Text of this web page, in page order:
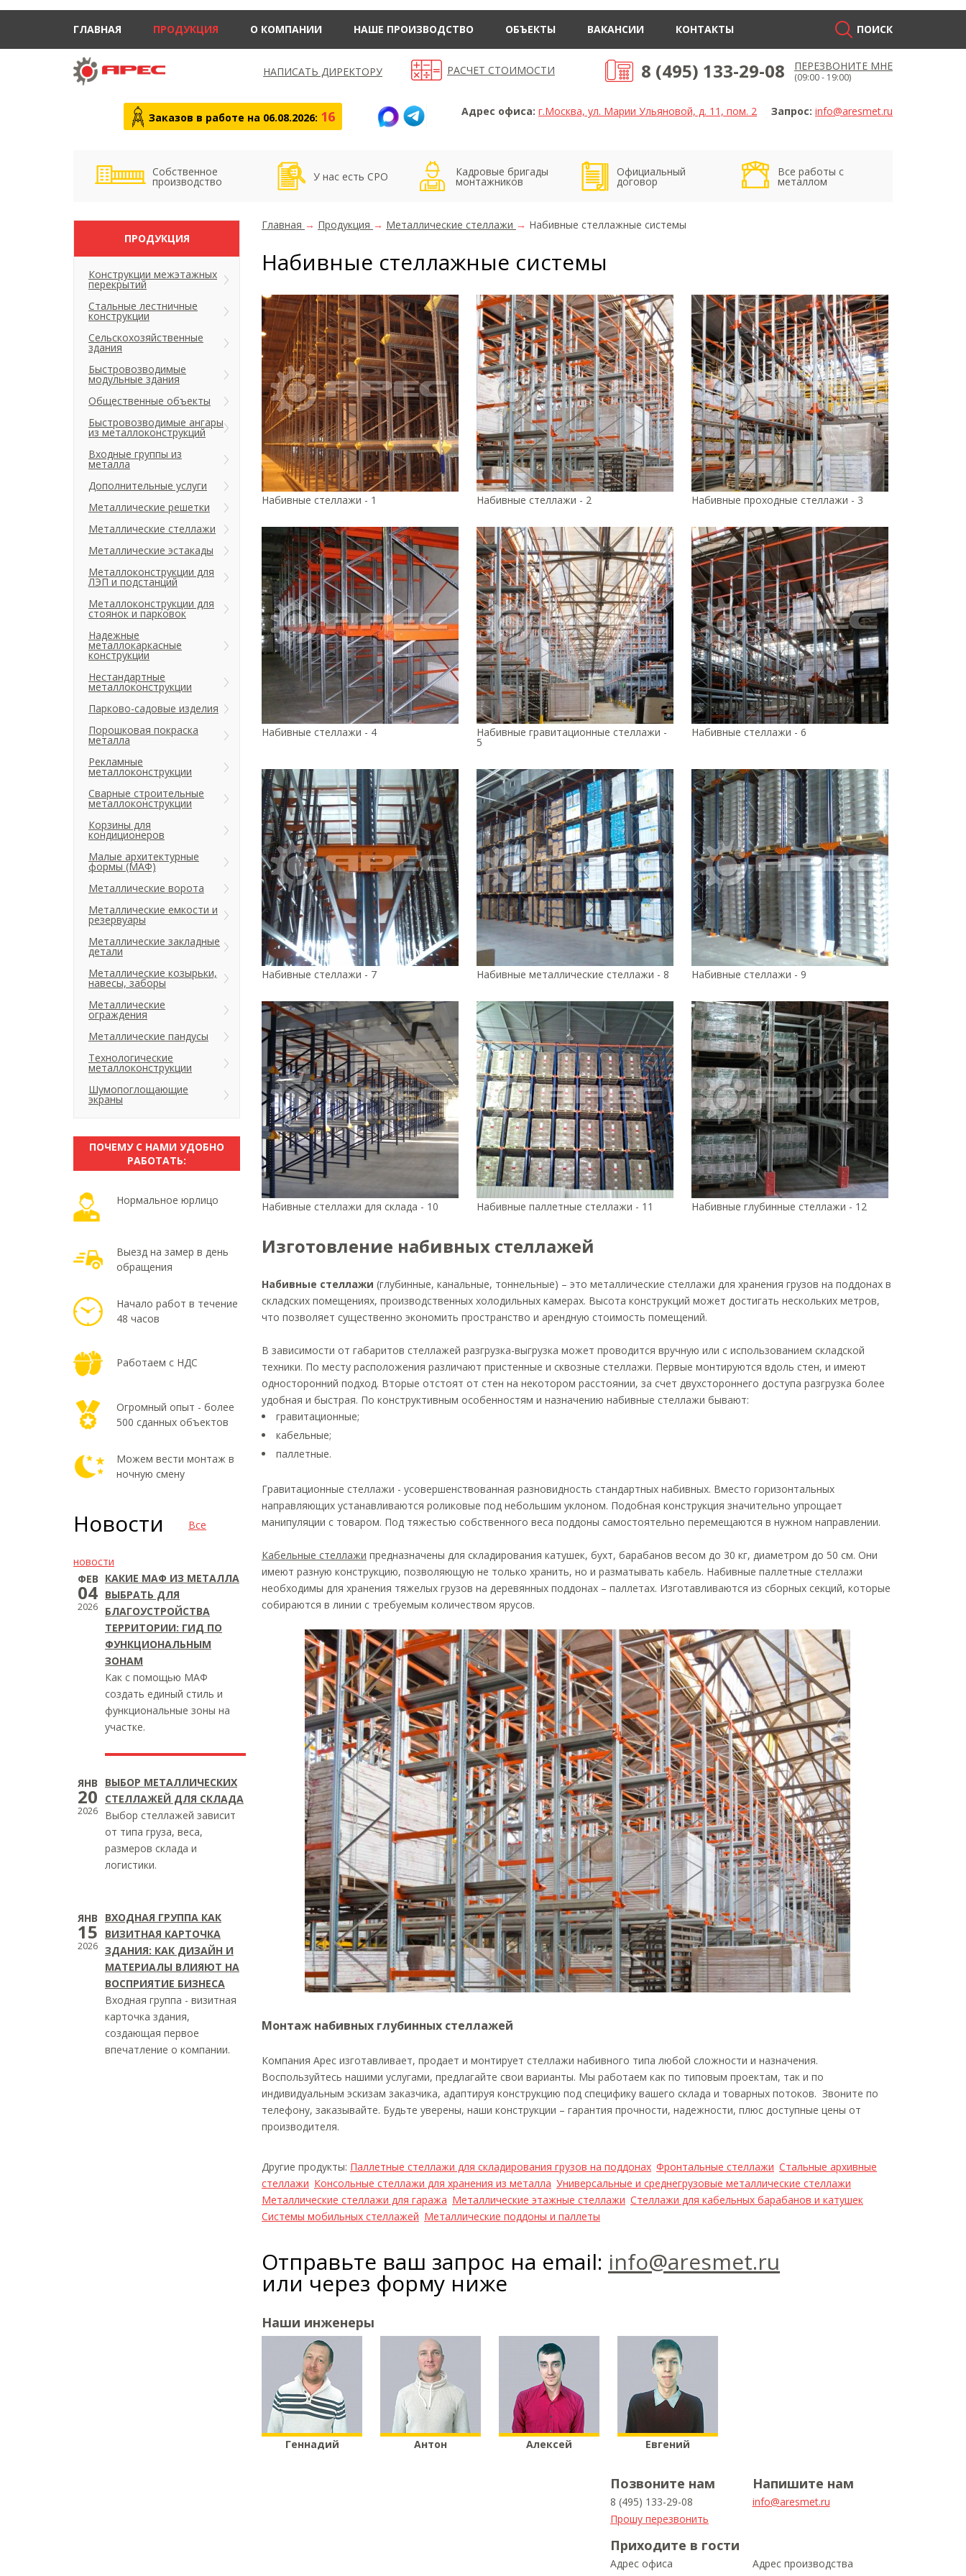
ГЛАВНАЯ ПРОДУКЦИЯ О КОМПАНИИ НАШЕ ПРОИЗВОДСТВО ОБЪЕКТЫ ВАКАНСИИ КОНТАКТЫ ПОИСК
НАПИСАТЬ ДИРЕКТОРУ РАСЧЕТ СТОИМОСТИ 8 (495) 133-29-08 ПЕРЕЗВОНИТЕ МНЕ
(09:00 - 19:00)
Адрес офиса: г.Москва, ул. Марии Ульяновой, д. 11, пом. 2 Запрос: info@aresmet.ru
Заказов в работе на 06.08.2026: 16
Собственное
производство У нас есть СРО Кадровые бригады
монтажников
Официальный
договор
Все работы с
металлом
Главная → Продукция → Металлические стеллажи → Набивные стеллажные системы
Набивные стеллажные системы
Набивные стеллажи - 1 Набивные стеллажи - 2 Набивные проходные стеллажи - 3
Набивные стеллажи - 4 Набивные гравитационные стеллажи -
5
Набивные стеллажи - 6
Набивные стеллажи - 7 Набивные металлические стеллажи - 8 Набивные стеллажи - 9
Набивные стеллажи для склада - 10 Набивные паллетные стеллажи - 11 Набивные глубинные стеллажи - 12
Изготовление набивных стеллажей
Набивные стеллажи (глубинные, канальные, тоннельные) – это металлические стеллажи для хранения грузов на поддонах в
складских помещениях, производственных холодильных камерах. Высота конструкций может достигать нескольких метров,
что позволяет существенно экономить пространство и арендную стоимость помещений.
В зависимости от габаритов стеллажей разгрузка-выгрузка может проводится вручную или с использованием складской
техники. По месту расположения различают пристенные и сквозные стеллажи. Первые монтируются вдоль стен, и имеют
односторонний подход. Вторые отстоят от стен на некотором расстоянии, за счет двухстороннего доступа разгрузка более
удобная и быстрая. По конструктивным особенностям и назначению набивные стеллажи бывают:
гравитационные;
кабельные;
паллетные.
Гравитационные стеллажи - усовершенствованная разновидность стандартных набивных. Вместо горизонтальных
направляющих устанавливаются роликовые под небольшим уклоном. Подобная конструкция значительно упрощает
манипуляции с товаром. Под тяжестью собственного веса поддоны самостоятельно перемещаются в нужном направлении.
Кабельные стеллажи предназначены для складирования катушек, бухт, барабанов весом до 30 кг, диаметром до 50 см. Они
имеют разную конструкцию, позволяющую не только хранить, но и разматывать кабель. Набивные паллетные стеллажи
необходимы для хранения тяжелых грузов на деревянных поддонах – паллетах. Изготавливаются из сборных секций, которые
собираются в линии с требуемым количеством ярусов.
Монтаж набивных глубинных стеллажей
Компания Арес изготавливает, продает и монтирует стеллажи набивного типа любой сложности и назначения.
Воспользуйтесь нашими услугами, предлагайте свои варианты. Мы работаем как по типовым проектам, так и по
индивидуальным эскизам заказчика, адаптируя конструкцию под специфику вашего склада и товарных потоков. Звоните по
телефону, заказывайте. Будьте уверены, наши конструкции – гарантия прочности, надежности, плюс доступные цены от
производителя.
Другие продукты: Паллетные стеллажи для складирования грузов на поддонах Фронтальные стеллажи Стальные архивные
стеллажи Консольные стеллажи для хранения из металла Универсальные и среднегрузовые металлические стеллажи
Металлические стеллажи для гаража Металлические этажные стеллажи Стеллажи для кабельных барабанов и катушек
Системы мобильных стеллажей Металлические поддоны и паллеты
Отправьте ваш запрос на email: info@aresmet.ru
или через форму ниже
Наши инженеры
Геннадий Антон Алексей Евгений
Позвоните нам
8 (495) 133-29-08
Прошу перезвонить
Напишите нам
info@aresmet.ru
Приходите в гости
Адрес офиса
Адрес производства
ПРОДУКЦИЯ
Конструкции межэтажных
перекрытий
Стальные лестничные
конструкции
Сельскохозяйственные
здания
Быстровозводимые
модульные здания
Общественные объекты
Быстровозводимые ангары
из металлоконструкций
Входные группы из
металла
Дополнительные услуги
Металлические решетки
Металлические стеллажи
Металлические эстакады
Металлоконструкции для
ЛЭП и подстанций
Металлоконструкции для
стоянок и парковок
Надежные
металлокаркасные
конструкции
Нестандартные
металлоконструкции
Парково-садовые изделия
Порошковая покраска
металла
Рекламные
металлоконструкции
Сварные строительные
металлоконструкции
Корзины для
кондиционеров
Малые архитектурные
формы (МАФ)
Металлические ворота
Металлические емкости и
резервуары
Металлические закладные
детали
Металлические козырьки,
навесы, заборы
Металлические
ограждения
Металлические пандусы
Технологические
металлоконструкции
Шумопоглощающие
экраны
ПОЧЕМУ С НАМИ УДОБНО
РАБОТАТЬ:
Нормальное юрлицо
Выезд на замер в день
обращения
Начало работ в течение
48 часов
Работаем с НДС
Огромный опыт - более
500 сданных объектов
Можем вести монтаж в
ночную смену
Новости Все
новости
ФЕВ
04
2026
КАКИЕ МАФ ИЗ МЕТАЛЛА
ВЫБРАТЬ ДЛЯ
БЛАГОУСТРОЙСТВА
ТЕРРИТОРИИ: ГИД ПО
ФУНКЦИОНАЛЬНЫМ
ЗОНАМ
Как с помощью МАФ
создать единый стиль и
функциональные зоны на
участке.
ЯНВ
20
2026
ВЫБОР МЕТАЛЛИЧЕСКИХ
СТЕЛЛАЖЕЙ ДЛЯ СКЛАДА
Выбор стеллажей зависит
от типа груза, веса,
размеров склада и
логистики.
ЯНВ
15
2026
ВХОДНАЯ ГРУППА КАК
ВИЗИТНАЯ КАРТОЧКА
ЗДАНИЯ: КАК ДИЗАЙН И
МАТЕРИАЛЫ ВЛИЯЮТ НА
ВОСПРИЯТИЕ БИЗНЕСА
Входная группа - визитная
карточка здания,
создающая первое
впечатление о компании.